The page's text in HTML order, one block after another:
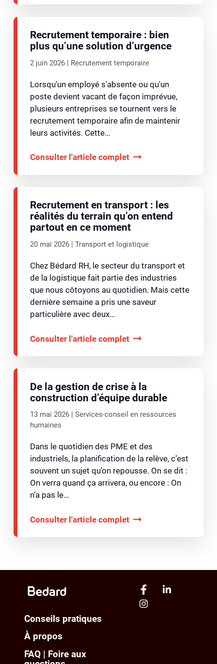
Recrutement temporaire : bien
plus qu’une solution d’urgence
2 juin 2026 Recrutement temporaire
Lorsqu'un employé s'absente ou qu'un
poste devient vacant de façon imprévue,
plusieurs entreprises se tournent vers le
recrutement temporaire afin de maintenir
leurs activités. Cette…
Consulter l'article complet
Recrutement en transport : les
réalités du terrain qu’on entend
partout en ce moment
20 mai 2026 Transport et logistique
Chez Bédard RH, le secteur du transport et
de la logistique fait partie des industries
que nous côtoyons au quotidien. Mais cette
dernière semaine a pris une saveur
particulière avec deux…
Consulter l'article complet
De la gestion de crise à la
construction d’équipe durable
13 mai 2026
Services-conseil en ressources
humaines
Dans le quotidien des PME et des
industriels, la planification de la relève, c’est
souvent un sujet qu’on repousse. On se dit :
On verra quand ça arrivera, ou encore : On
n’a pas le…
Consulter l'article complet
Conseils pratiques
À propos
FAQ | Foire aux